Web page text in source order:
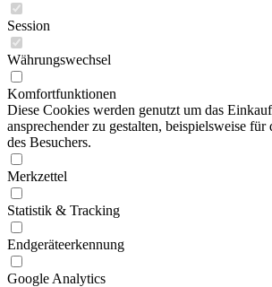
Session
Währungswechsel
Komfortfunktionen
Diese Cookies werden genutzt um das
ansprechender zu gestalten, beispielsweise
des Besuchers.
Merkzettel
Statistik & Tracking
Endgeräteerkennung
Google Analytics